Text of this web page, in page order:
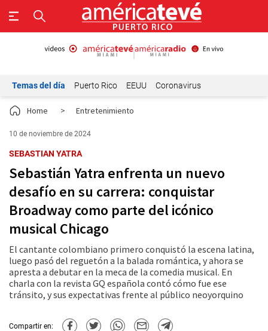
Temas del día Puerto Rico EEUU Coronavirus
Home > Entretenimiento
10 de noviembre de 2024
SEBASTIAN YATRA
Sebastián Yatra enfrenta un nuevo
desafío en su carrera: conquistar
Broadway como parte del icónico
musical Chicago
El cantante colombiano primero conquistó la escena latina,
luego pasó del reguetón a la balada romántica, y ahora se
apresta a debutar en la meca de la comedia musical. En
charla con la revista GQ española contó cómo fue ese
tránsito, y sus expectativas frente al público neoyorquino
Compartir en: